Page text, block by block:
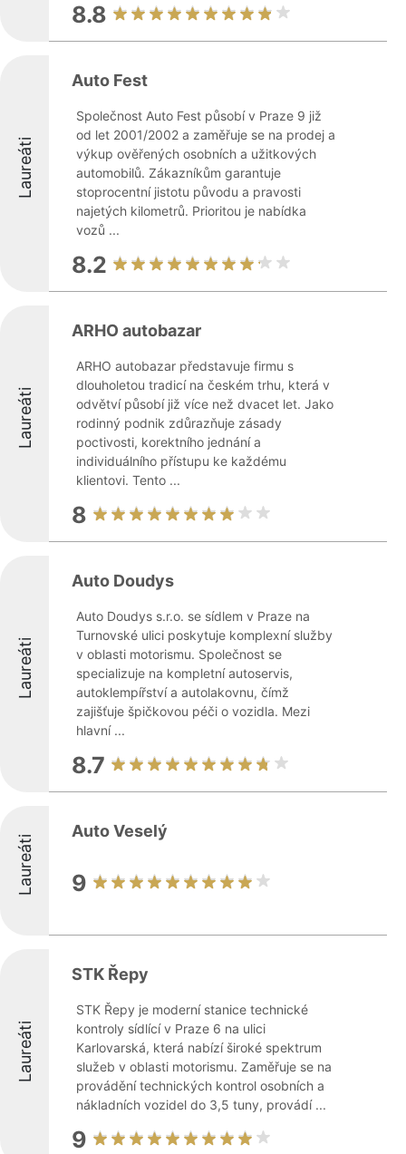
8.8
Laureáti
Auto Fest
Společnost Auto Fest působí v Praze 9 již
od let 2001/2002 a zaměřuje se na prodej a
výkup ověřených osobních a užitkových
automobilů. Zákazníkům garantuje
stoprocentní jistotu původu a pravosti
najetých kilometrů. Prioritou je nabídka
vozů ...
8.2
Laureáti
ARHO autobazar
ARHO autobazar představuje firmu s
dlouholetou tradicí na českém trhu, která v
odvětví působí již více než dvacet let. Jako
rodinný podnik zdůrazňuje zásady
poctivosti, korektního jednání a
individuálního přístupu ke každému
klientovi. Tento ...
8
Laureáti
Auto Doudys
Auto Doudys s.r.o. se sídlem v Praze na
Turnovské ulici poskytuje komplexní služby
v oblasti motorismu. Společnost se
specializuje na kompletní autoservis,
autoklempířství a autolakovnu, čímž
zajišťuje špičkovou péči o vozidla. Mezi
hlavní ...
8.7
Laureáti
Auto Veselý
9
Laureáti
STK Řepy
STK Řepy je moderní stanice technické
kontroly sídlící v Praze 6 na ulici
Karlovarská, která nabízí široké spektrum
služeb v oblasti motorismu. Zaměřuje se na
provádění technických kontrol osobních a
nákladních vozidel do 3,5 tuny, provádí ...
9